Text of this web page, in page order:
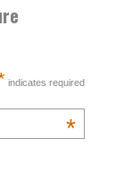
indicates required
*